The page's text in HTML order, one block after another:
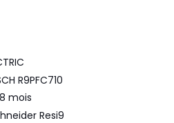
R9PFC710
mois
Resi9